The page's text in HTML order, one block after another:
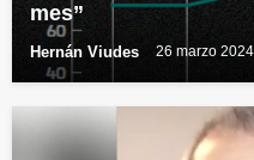
mes”
Hernán Viudes 26 marzo 2024